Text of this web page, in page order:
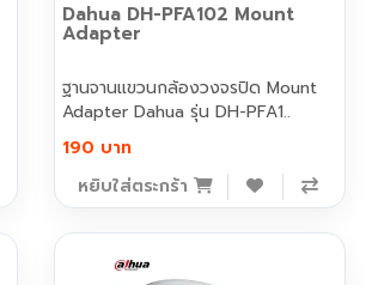
Dahua DH-PFA102 Mount
Adapter
ฐานจานแขวนกล้องวงจรปิด Mount
Adapter Dahua รุ่น DH-PFA1..
190 บาท
หยิบใส่ตระกร้า